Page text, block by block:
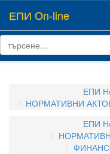
ЕПИ On-line
ЕПИ
НОРМАТИВНИ
ЕПИ